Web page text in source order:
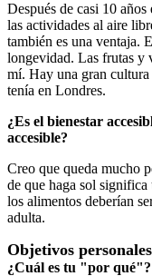
Después de casi 10
las actividades al aire
también es una ventaja.
longevidad. Las frutas y
mí. Hay una gran
tenía en Londres.
¿Es el bienestar
accesible?
Creo que queda mucho
de que haga sol
los alimentos deberían
adulta.
Objetivos
¿Cuál es tu "por qué"?